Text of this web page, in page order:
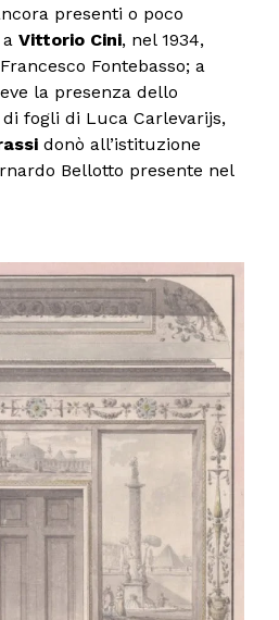
presenti o poco
Vittorio Cini, nel 1934,
Fontebasso; a
la presenza dello
fogli di Luca Carlevarijs,
donò all’istituzione
Bellotto presente nel